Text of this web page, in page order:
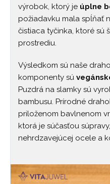
výrobok, ktorý je úplne
požiadavku mala spĺňať
čistiaca tyčinka, ktoré sú
prostrediu.
Výsledkom sú naše
komponenty sú
Puzdrá na slamky sú
bambusu. Prírodné
priloženom bavlnenom
ktorá je súčasťou
nehrdzavejúcej ocele a